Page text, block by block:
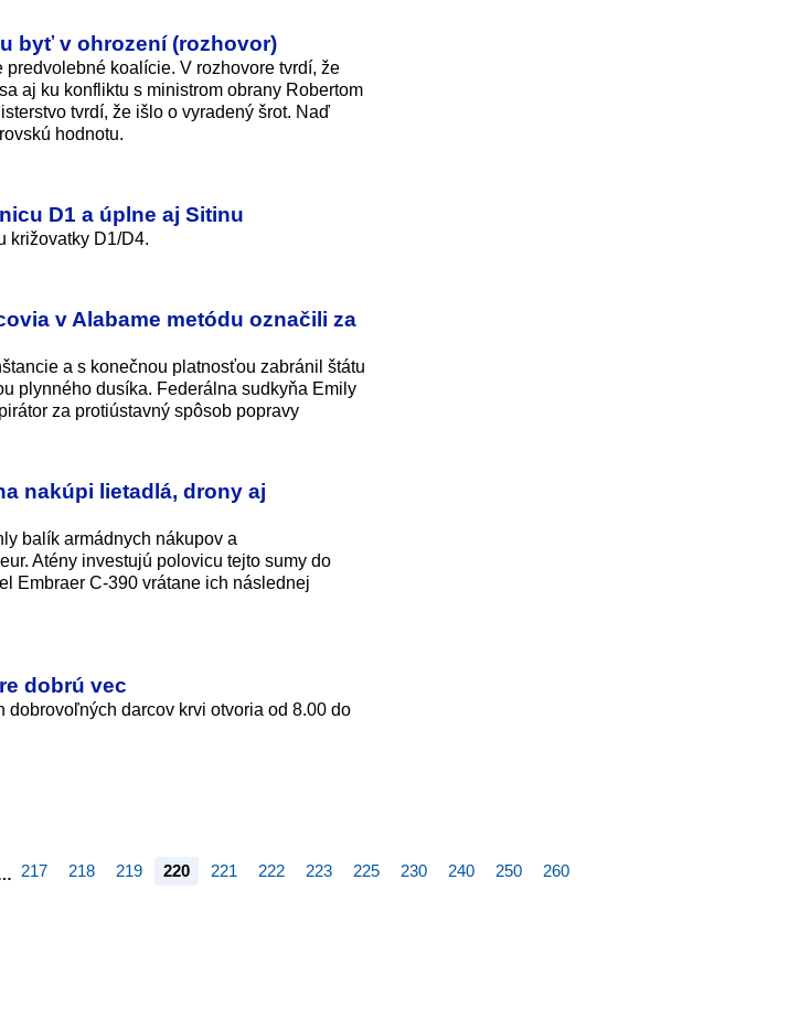
byť v ohrození (rozhovor)
koalície. V rozhovore tvrdí, že
aj ku konfliktu s ministrom obrany Robertom
tvrdí, že išlo o vyradený šrot. Naď
hodnotu.
D1 a úplne aj Sitinu
križovatky D1/D4.
v Alabame metódu označili za
a s konečnou platnosťou zabránil štátu
plynného dusíka. Federálna sudkyňa Emily
za protiústavný spôsob popravy
nakúpi lietadlá, drony aj
balík armádnych nákupov a
Atény investujú polovicu tejto sumy do
Embraer C-390 vrátane ich následnej
dobrú vec
darcov krvi otvoria od 8.00 do
217 218 219 220 221 222 223 225 230 240 250 260